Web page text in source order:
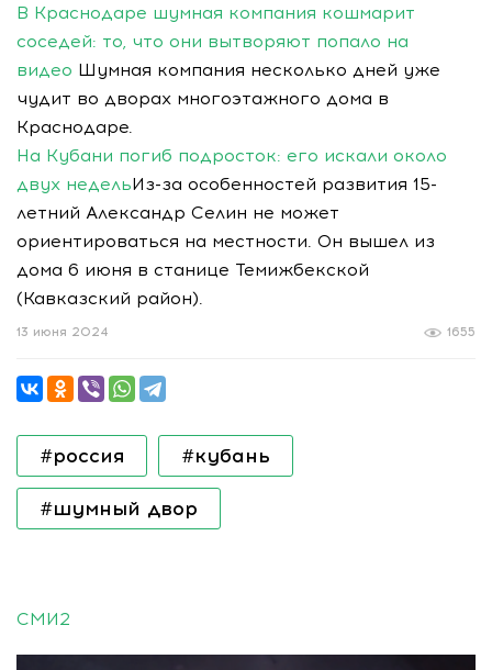
В Краснодаре шумная компания кошмарит
соседей: то, что они вытворяют попало на
видео Шумная компания несколько дней уже
чудит во дворах многоэтажного дома в
Краснодаре.
На Кубани погиб подросток: его искали около
двух недельИз-за особенностей развития 15-
летний Александр Селин не может
ориентироваться на местности. Он вышел из
дома 6 июня в станице Темижбекской
(Кавказский район).
1655
13 июня 2024
#россия #кубань
#шумный двор
СМИ2